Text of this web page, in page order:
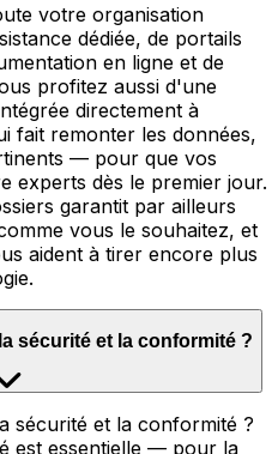
votre organisation
dédiée, de portails
en ligne et de
profitez aussi d'une
directement à
fait remonter les données,
— pour que vos
experts dès le premier jour.
garantit par ailleurs
vous le souhaitez, et
aident à tirer encore plus
sécurité et la conformité ?
sécurité et la conformité ?
est essentielle — pour la